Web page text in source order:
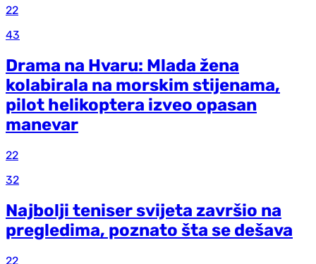
22
43
Drama na Hvaru: Mlada žena
kolabirala na morskim stijenama,
pilot helikoptera izveo opasan
manevar
22
32
Najbolji teniser svijeta završio na
pregledima, poznato šta se dešava
22